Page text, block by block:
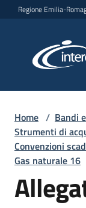
Vai al contenuto
Vai alla navigazione
Vai al footer
Regione Emilia-
Home / Bandi
Strumenti di
Convenzioni
Gas naturale 16